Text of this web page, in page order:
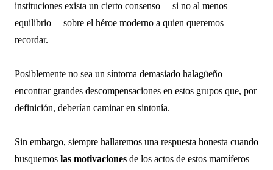
instituciones exista un cierto consenso —si no al menos
equilibrio— sobre el héroe moderno a quien queremos
recordar.
Posiblemente no sea un síntoma demasiado halagüeño
encontrar grandes descompensaciones en estos grupos que, por
definición, deberían caminar en sintonía.
Sin embargo, siempre hallaremos una respuesta honesta cuando
busquemos las motivaciones de los actos de estos mamíferos